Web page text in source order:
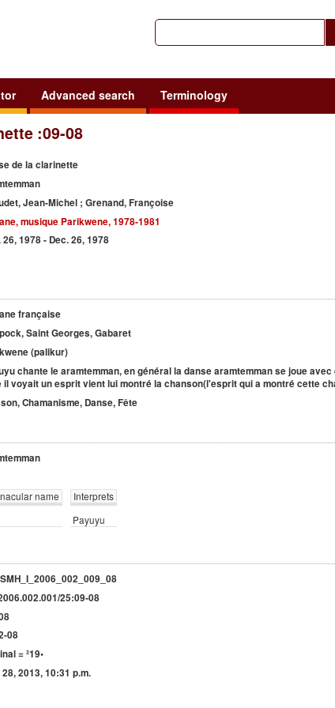
Advanced search Terminology
:09-08
de la clarinette
Jean-Michel ; Grenand, Françoise
musique Parikwene, 1978-1981
26, 1978 - Dec. 26, 1978
française
Saint Georges, Gabaret
(palikur)
chante le aramtemman, en général la danse aramtemman se joue
il voyait un esprit vient lui montré la chanson(l'esprit qui a montré cette
Chamanisme, Danse, Fête
name
Interprets
Payuyu
25:09-08
08
= ²19•
2013, 10:31 p.m.